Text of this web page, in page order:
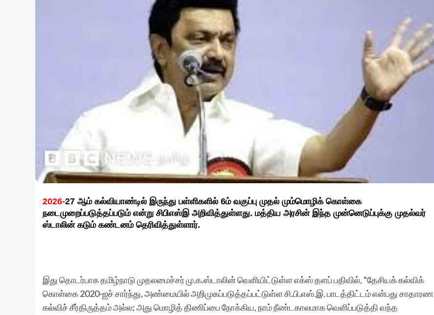
2026-27 ஆம் கல்வியாண்டில் இருந்து பள்ளிகளில் 6ம் வகுப்பு முதல் மும்மொழிக் கொள்கை
நடைமுறைப்படுத்தப்படும் என்று சிபிஎஸ்இ அறிவித்துள்ளது. மத்திய அரசின் இந்த முன்னெடுப்புக்கு முதல்வர்
ஸ்டாலின் கடும் கண்டனம் தெரிவித்துள்ளார்.
இது தொடர்பாக தமிழ்நாடு முதலமைச்சர் மு.க.ஸ்டாலின் வெளியிட்டுள்ள எக்ஸ் தளப் பதிவில், “தேசியக் கல்விக்
கொள்கை 2020-ஐச் சார்ந்து, அண்மையில் அறிமுகப்படுத்தப்பட்டுள்ள சி.பி.எஸ்.இ. பாடத்திட்டம் என்பது சாதாரண
கல்விச் சீர்திருத்தம் அல்ல; அது மொழித் திணிப்பை நோக்கிய, நாம் நீண்டகாலமாக வெளிப்படுத்தி வந்த